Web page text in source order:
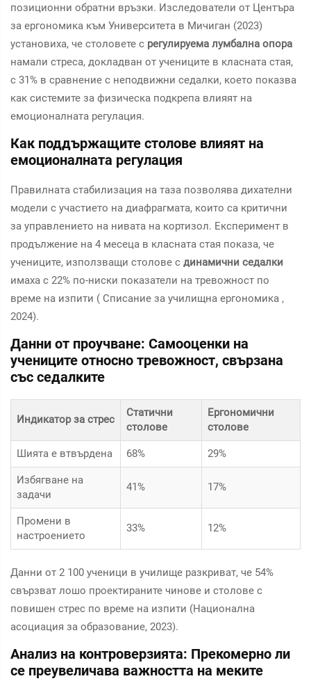
позиционни обратни връзки. Изследователи от Центъра
за ергономика към Университета в Мичиган (2023)
установиха, че столовете с регулируема лумбална опора
намали стреса, докладван от учениците в класната стая,
с 31% в сравнение с неподвижни седалки, което показва
как системите за физическа подкрепа влияят на
емоционалната регулация.
Как поддържащите столове влияят на
емоционалната регулация
Правилната стабилизация на таза позволява дихателни
модели с участието на диафрагмата, които са критични
за управлението на нивата на кортизол. Експеримент в
продължение на 4 месеца в класната стая показа, че
учениците, използващи столове с динамични седалки
имаха с 22% по-ниски показатели на тревожност по
време на изпити ( Списание за училищна ергономика ,
2024).
Данни от проучване: Самооценки на
учениците относно тревожност, свързана
със седалките
Индикатор за стрес
Статични
столове
Ергономични
столове
Шията е втвърдена 68% 29%
Избягване на
задачи
41% 17%
Промени в
настроението
33% 12%
Данни от 2 100 ученици в училище разкриват, че 54%
свързват лошо проектираните чинове и столове с
повишен стрес по време на изпити (Национална
асоциация за образование, 2023).
Анализ на контроверзията: Прекомерно ли
се преувеличава важността на меките